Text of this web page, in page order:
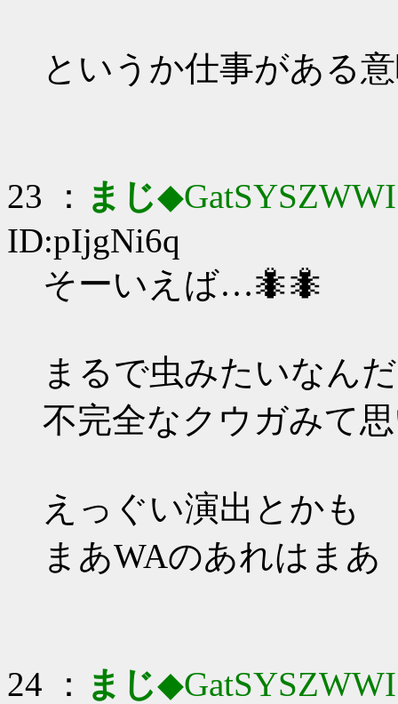
というか仕事がある
23 ： まじ◆GatSYSZWWI
ID:pIjgNi6q
そーいえば…🐜🐜
まるで虫みたいなん
不完全なクウガみて
えっぐい演出とかも
まあWAのあれはまあ
24 ： まじ◆GatSYSZWWI